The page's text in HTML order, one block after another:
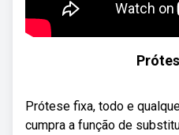
Prótese fixa, todo e
cumpra a função de